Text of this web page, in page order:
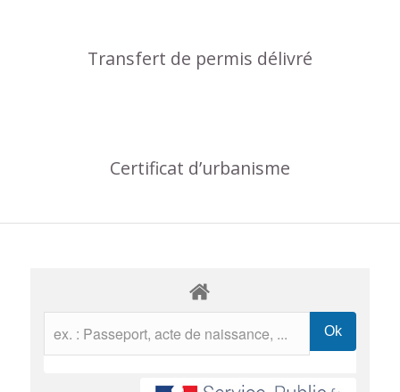
Transfert de permis délivré
Certificat d’urbanisme